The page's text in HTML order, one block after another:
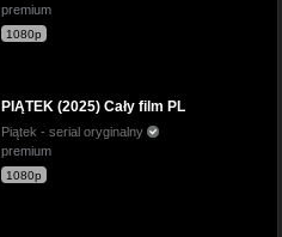
premium
1080p
PIĄTEK (2025) Cały film PL
Piątek - serial oryginalny
premium
1080p